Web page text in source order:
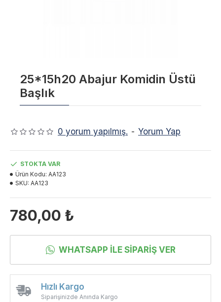
25*15h20 Abajur Komidin Üstü
Başlık
0 yorum yapılmış. - Yorum Yap
780,00 ₺
STOKTA VAR
Ürün Kodu: AA123
SKU: AA123
Hızlı Kargo
Siparişinizde Anında Kargo
WHATSAPP İLE SIPARIŞ VER